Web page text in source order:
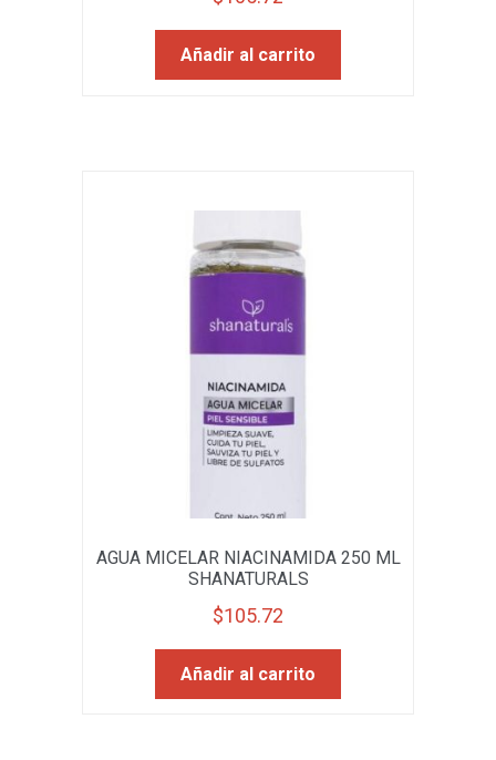
Añadir al carrito
AGUA MICELAR NIACINAMIDA 250 ML
SHANATURALS
$105.72
Añadir al carrito